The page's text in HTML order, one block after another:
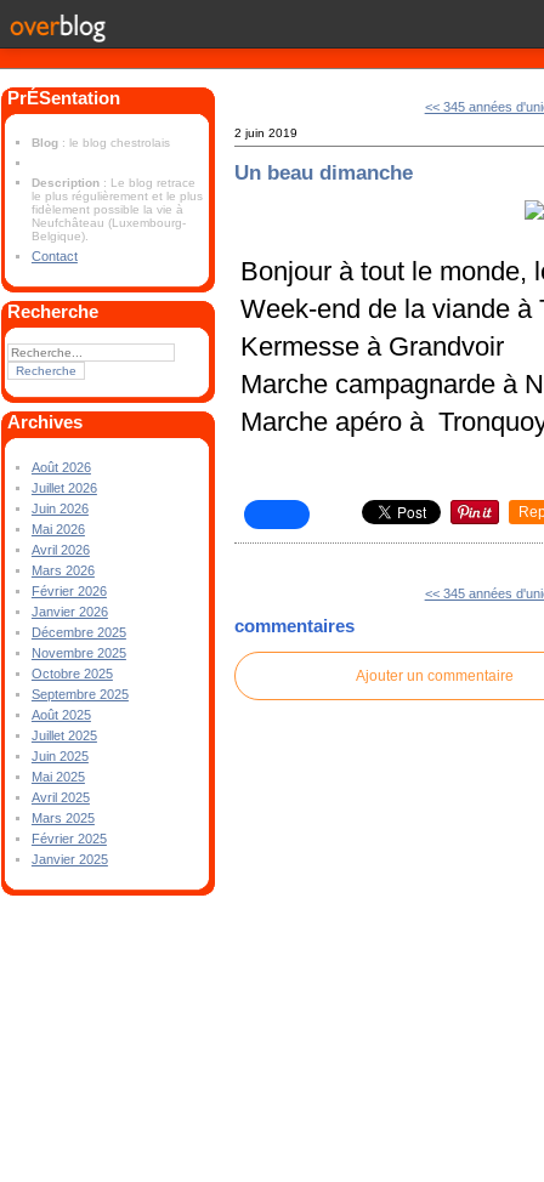
PrÉSentation
Blog : le blog chestrolais
Description : Le blog retrace
le plus régulièrement et le plus
fidèlement possible la vie à
Neufchâteau (Luxembourg-
Belgique).
Contact
Recherche
Archives
Août 2026
Juillet 2026
Juin 2026
Mai 2026
Avril 2026
Mars 2026
Février 2026
Janvier 2026
Décembre 2025
Novembre 2025
Octobre 2025
Septembre 2025
Août 2025
Juillet 2025
Juin 2025
Mai 2025
Avril 2025
Mars 2025
Février 2025
Janvier 2025
<< 345 années
2 juin 2019
Un beau dimanche
Bonjour à tout le monde,
Week-end de la viande à
Kermesse à Grandvoir
Marche campagnarde à
Marche apéro à
<< 345 années
commentaires
Ajouter un commentaire